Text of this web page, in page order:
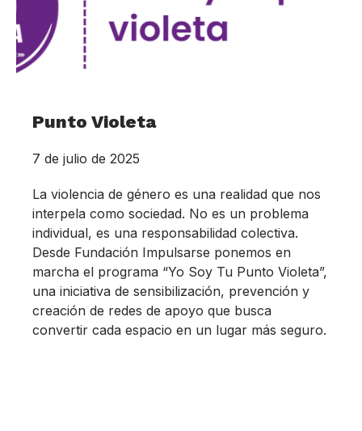
Punto Violeta
7 de julio de 2025
La violencia de género es una realidad que nos
interpela como sociedad. No es un problema
individual, es una responsabilidad colectiva.
Desde Fundación Impulsarse ponemos en
marcha el programa “Yo Soy Tu Punto Violeta”,
una iniciativa de sensibilización, prevención y
creación de redes de apoyo que busca
convertir cada espacio en un lugar más seguro.